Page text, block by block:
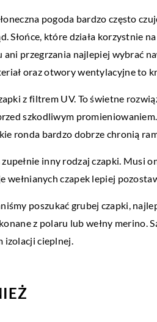
pogoda bardzo często
Słońce, które działa korzystnie
przegrzania najlepiej wybrać
oraz otwory wentylacyjne to
z filtrem UV. To świetne
szkodliwym
ronda bardzo dobrze chronią
inny rodzaj czapki. Musi
wełnianych czapek lepiej
poszukać grubej czapki,
z polaru lub wełny merino.
izolacji cieplnej.
LIFESTYLE
warto używać dopinki do
bardziej, niż do mężczyzn.